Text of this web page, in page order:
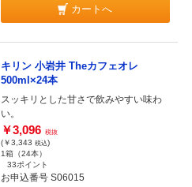
カートへ
キリン 小岩井 Theカフェオレ
500ml×24本
スッキリとした甘さで飲みやすい味わ
い。
￥3,096 税抜
(￥3,343 税込)
1箱（24本）
33ポイント
お申込番号 S06015